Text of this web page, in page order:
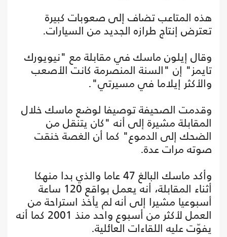
هذه المتاعب تضاف إلى صعوبات كبيرة
تعترض إنتاج طرازه الجديد من السيارات.
وقال إيلون ماسك في مقابلة مع "نيويورك
تايمز" إن "السنة المنصرمة كانت الأصعب
والأكثر إيلاما في مسيرتي".
وقدمت الصحيفة توصيفا لوضع ماسك خلال
المقابلة مشيرة إلى أنه "كان يتنقل من
الضحك إلى الدموع" كما أن الغصة خنقت
صوته مرات عدة.
وأكد ماسك البالغ 47 عاما والذي بدا منهكا
أثناء المقابلة، أنه يعمل بواقع 120 ساعة
أسبوعيا مشيرا إلى أنه لم يأخذ استراحة من
العمل لأكثر من أسبوع واحد منذ 2001 كما أنه
يفوّت عليه اللقاءات العائلية.